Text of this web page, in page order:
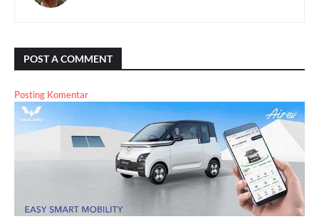
POST A COMMENT
Posting Komentar